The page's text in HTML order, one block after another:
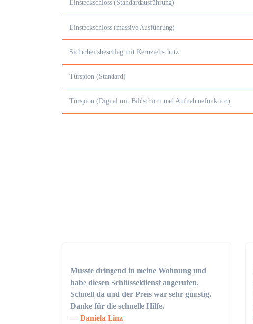
Einsteckschloss (Standardausführung)
Einsteckschloss (massive Ausführung)
Sicherheitsbeschlag mit Kernziehschutz
Türspion (Standard)
Türspion (Digital mit Bildschirm und Aufnahmefunktion)
Musste dringend in meine Wohnung und
habe diesen Schlüsseldienst angerufen.
Schnell da und der Preis war sehr günstig.
Danke für die schnelle Hilfe.
Daniela Linz